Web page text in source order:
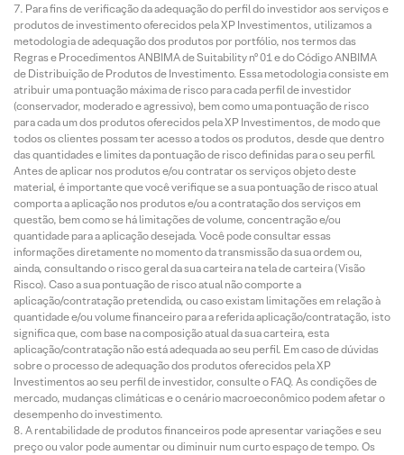
Para fins de verificação da adequação do perfil do investidor aos serviços e
produtos de investimento oferecidos pela XP Investimentos, utilizamos a
metodologia de adequação dos produtos por portfólio, nos termos das
Regras e Procedimentos ANBIMA de Suitability nº 01 e do Código ANBIMA
de Distribuição de Produtos de Investimento. Essa metodologia consiste em
atribuir uma pontuação máxima de risco para cada perfil de investidor
(conservador, moderado e agressivo), bem como uma pontuação de risco
para cada um dos produtos oferecidos pela XP Investimentos, de modo que
todos os clientes possam ter acesso a todos os produtos, desde que dentro
das quantidades e limites da pontuação de risco definidas para o seu perfil.
Antes de aplicar nos produtos e/ou contratar os serviços objeto deste
material, é importante que você verifique se a sua pontuação de risco atual
comporta a aplicação nos produtos e/ou a contratação dos serviços em
questão, bem como se há limitações de volume, concentração e/ou
quantidade para a aplicação desejada. Você pode consultar essas
informações diretamente no momento da transmissão da sua ordem ou,
ainda, consultando o risco geral da sua carteira na tela de carteira (Visão
Risco). Caso a sua pontuação de risco atual não comporte a
aplicação/contratação pretendida, ou caso existam limitações em relação à
quantidade e/ou volume financeiro para a referida aplicação/contratação, isto
significa que, com base na composição atual da sua carteira, esta
aplicação/contratação não está adequada ao seu perfil. Em caso de dúvidas
sobre o processo de adequação dos produtos oferecidos pela XP
Investimentos ao seu perfil de investidor, consulte o FAQ. As condições de
mercado, mudanças climáticas e o cenário macroeconômico podem afetar o
desempenho do investimento.
A rentabilidade de produtos financeiros pode apresentar variações e seu
preço ou valor pode aumentar ou diminuir num curto espaço de tempo. Os